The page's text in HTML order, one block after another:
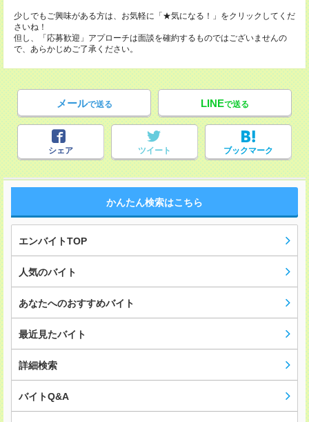
少しでもご興味がある方は、お気軽に「★気になる！」をクリックしてくだ
さいね！
但し、「応募歓迎」アプローチは面談を確約するものではございませんの
で、あらかじめご了承ください。
メールで送る LINEで送る
シェア ツイート ブックマーク
かんたん検索はこちら
エンバイトTOP
人気のバイト
あなたへのおすすめバイト
最近見たバイト
詳細検索
バイトQ&A